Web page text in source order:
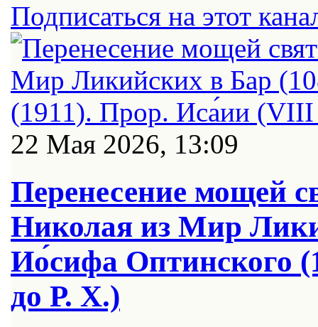
Подписаться на этот
22 Мая 2026, 13:09
Перенесение мощей
Николая из Мир
Ио́сифа Оптинского
до Р. Х.)